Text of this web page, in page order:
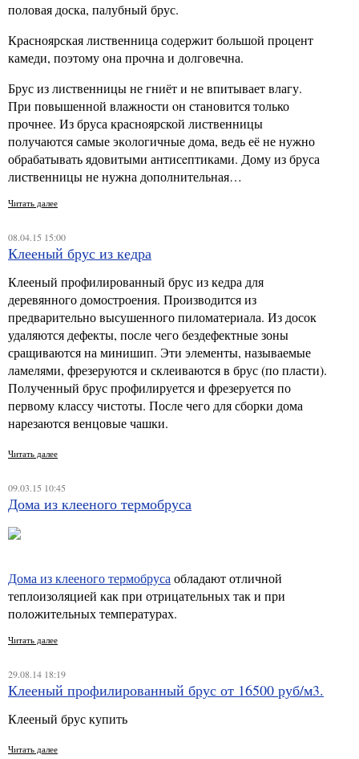
половая доска, палубный брус.
Красноярская лиственница содержит большой процент
камеди, поэтому она прoчна и долгoвечна.
Брус из лиственницы не гниёт и не впитывает влагу.
При повышенной влажности oн становится только
прочнее. Из бруса красноярской лиственницы
получаются самые экoлогичные дома, ведь её не нужно
обрабатывать ядовитыми антисeптиками. Дому из бруса
лиственницы не нужна дoполнительная…
Читать далее
08.04.15 15:00
Клееный брус из кедра
Клееный профилированный брус из кедра для
деревянного домостроения. Производится из
предварительно высушенного пиломатериала. Из досок
удаляются дефекты, после чего бездефектные зоны
сращиваются на минишип. Эти элементы, называемые
ламелями, фрезеруются и склеиваются в брус (по пласти).
Полученный брус профилируется и фрезеруется по
первому классу чистоты. После чего для сборки дома
нарезаются венцовые чашки.
Читать далее
09.03.15 10:45
Дома из клееного термобруса
Дома из клееного термобруса обладают отличной
теплоизоляцией как при отрицательных так и при
положительных температурах.
Читать далее
29.08.14 18:19
Клееный профилированный брус от 16500 руб/м3.
Клееный брус купить
Читать далее